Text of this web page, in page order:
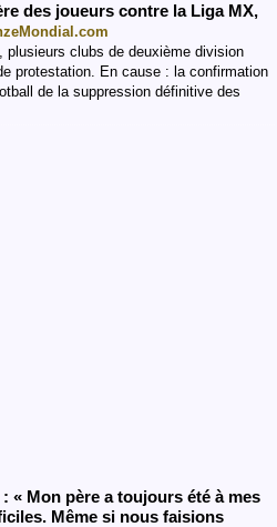
des joueurs contre la Liga MX,
plusieurs clubs de deuxième division
protestation. En cause : la confirmation
de la suppression définitive des
: « Mon père a toujours été à mes
Même si nous faisions